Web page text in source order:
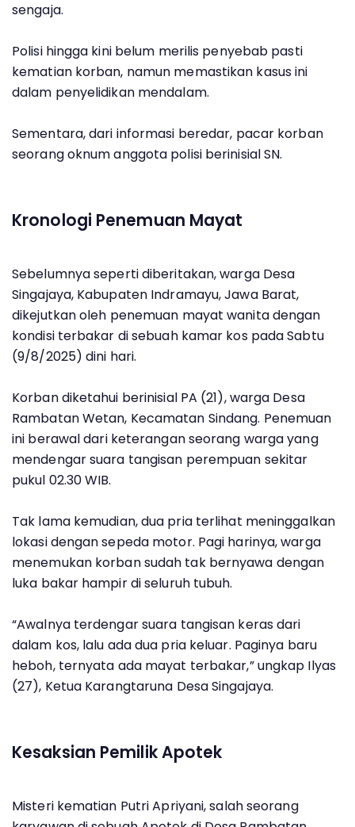
sengaja.
Polisi hingga kini belum merilis penyebab pasti
kematian korban, namun memastikan kasus ini
dalam penyelidikan mendalam.
Sementara, dari informasi beredar, pacar korban
seorang oknum anggota polisi berinisial SN.
Kronologi Penemuan Mayat
Sebelumnya seperti diberitakan, warga Desa
Singajaya, Kabupaten Indramayu, Jawa Barat,
dikejutkan oleh penemuan mayat wanita dengan
kondisi terbakar di sebuah kamar kos pada Sabtu
(9/8/2025) dini hari.
Korban diketahui berinisial PA (21), warga Desa
Rambatan Wetan, Kecamatan Sindang. Penemuan
ini berawal dari keterangan seorang warga yang
mendengar suara tangisan perempuan sekitar
pukul 02.30 WIB.
Tak lama kemudian, dua pria terlihat meninggalkan
lokasi dengan sepeda motor. Pagi harinya, warga
menemukan korban sudah tak bernyawa dengan
luka bakar hampir di seluruh tubuh.
“Awalnya terdengar suara tangisan keras dari
dalam kos, lalu ada dua pria keluar. Paginya baru
heboh, ternyata ada mayat terbakar,” ungkap Ilyas
(27), Ketua Karangtaruna Desa Singajaya.
Kesaksian Pemilik Apotek
Misteri kematian Putri Apriyani, salah seorang